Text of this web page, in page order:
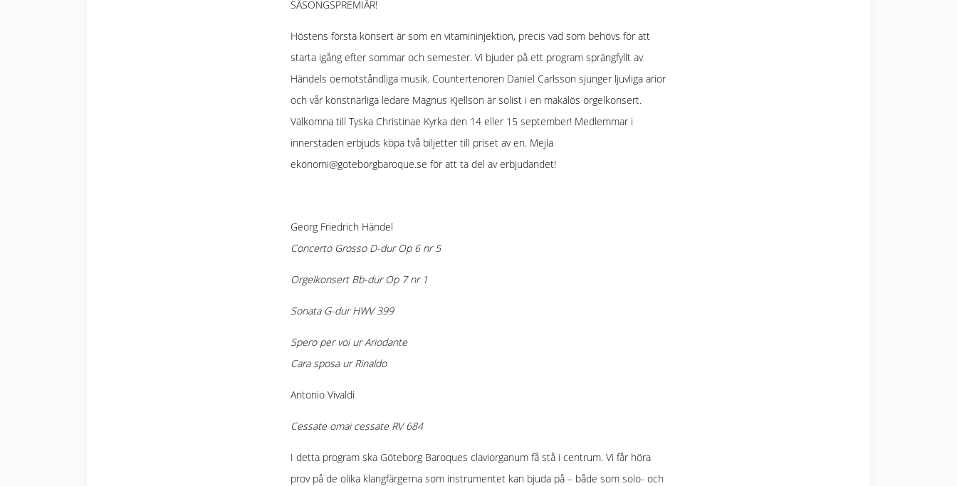
SÄSONGSPREMIÄR!
Höstens första konsert är som en vitamininjektion, precis vad som behövs för att
starta igång efter sommar och semester. Vi bjuder på ett program sprängfyllt av
Händels oemotståndliga musik. Countertenoren Daniel Carlsson sjunger ljuvliga arior
och vår konstnärliga ledare Magnus Kjellson är solist i en makalös orgelkonsert.
Välkomna till Tyska Christinae Kyrka den 14 eller 15 september! Medlemmar i
innerstaden erbjuds köpa två biljetter till priset av en. Mejla
ekonomi@goteborgbaroque.se för att ta del av erbjudandet!
Georg Friedrich Händel
Concerto Grosso D-dur Op 6 nr 5
Orgelkonsert Bb-dur Op 7 nr 1
Sonata G-dur HWV 399
Spero per voi ur Ariodante
Cara sposa ur Rinaldo
Antonio Vivaldi
Cessate omai cessate RV 684
I detta program ska Göteborg Baroques claviorganum få stå i centrum. Vi får höra
prov på de olika klangfärgerna som instrumentet kan bjuda på – både som solo- och